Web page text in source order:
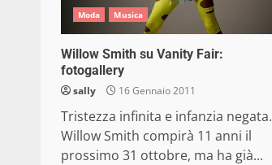
Moda Musica
Willow Smith su Vanity Fair:
fotogallery
sally 16 Gennaio 2011
Tristezza infinita e infanzia negata.
Willow Smith compirà 11 anni il
prossimo 31 ottobre, ma ha già...